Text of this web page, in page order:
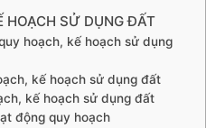
HOẠCH SỬ DỤNG ĐẤT
hoạch, kế hoạch sử dụng
kế hoạch sử dụng đất
kế hoạch sử dụng đất
động quy hoạch